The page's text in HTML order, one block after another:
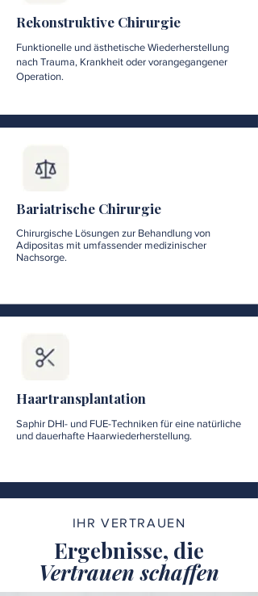
Rekonstruktive Chirurgie
Funktionelle und ästhetische Wiederherstellung
nach Trauma, Krankheit oder vorangegangener
Operation.
Bariatrische Chirurgie
Chirurgische Lösungen zur Behandlung von
Adipositas mit umfassender medizinischer
Nachsorge.
Haartransplantation
Saphir DHI- und FUE-Techniken für eine natürliche
und dauerhafte Haarwiederherstellung.
IHR VERTRAUEN
Ergebnisse, die
Vertrauen schaffen